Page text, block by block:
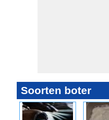
Soorten boter